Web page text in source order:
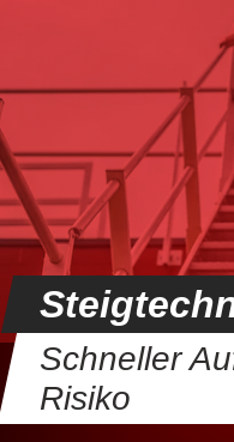
Schneller
Risiko